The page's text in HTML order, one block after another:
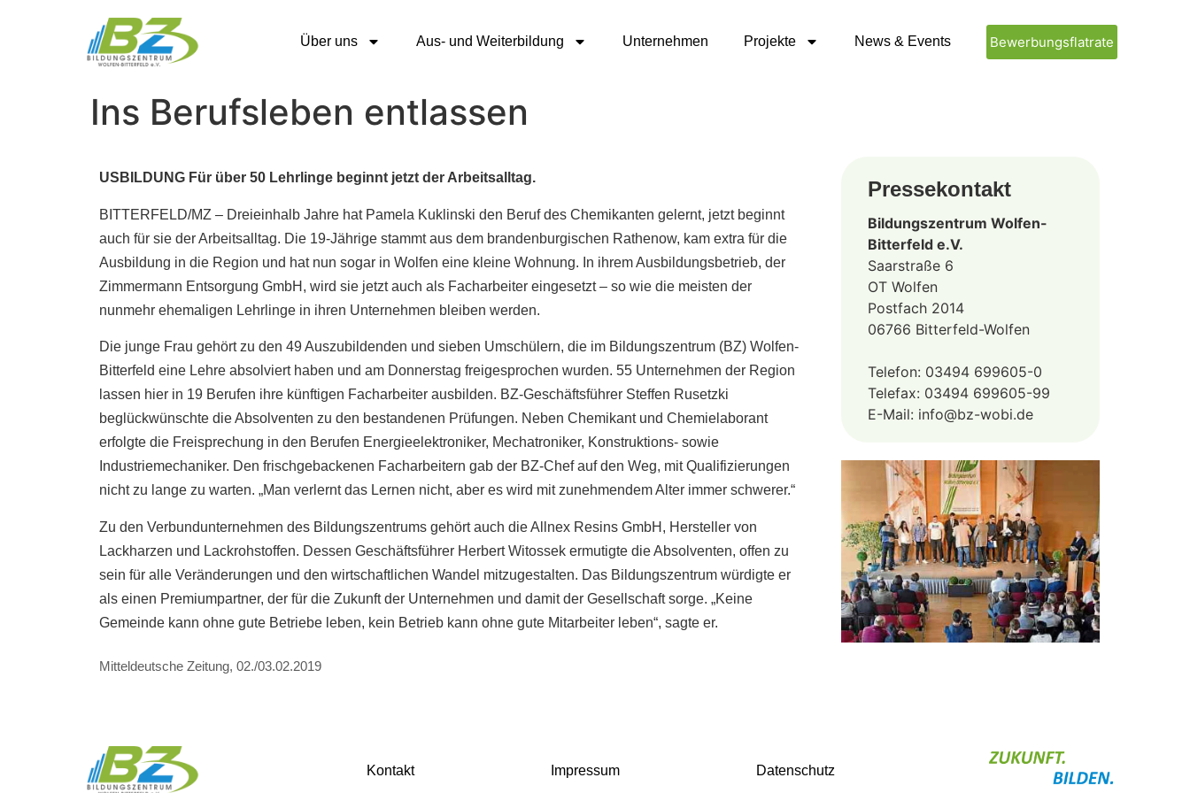
Über uns Aus- und Weiterbildung Unternehmen Projekte News & Events Bewerbungsflatrate
Ins Berufsleben entlassen
USBILDUNG Für über 50 Lehrlinge beginnt jetzt der Arbeitsalltag.
BITTERFELD/MZ – Dreieinhalb Jahre hat Pamela Kuklinski den Beruf des Chemikanten gelernt, jetzt beginnt
auch für sie der Arbeitsalltag. Die 19-Jährige stammt aus dem brandenburgischen Rathenow, kam extra für die
Ausbildung in die Region und hat nun sogar in Wolfen eine kleine Wohnung. In ihrem Ausbildungsbetrieb, der
Zimmermann Entsorgung GmbH, wird sie jetzt auch als Facharbeiter eingesetzt – so wie die meisten der
nunmehr ehemaligen Lehrlinge in ihren Unternehmen bleiben werden.
Die junge Frau gehört zu den 49 Auszubildenden und sieben Umschülern, die im Bildungszentrum (BZ) Wolfen-
Bitterfeld eine Lehre absolviert haben und am Donnerstag freigesprochen wurden. 55 Unternehmen der Region
lassen hier in 19 Berufen ihre künftigen Facharbeiter ausbilden. BZ-Geschäftsführer Steffen Rusetzki
beglückwünschte die Absolventen zu den bestandenen Prüfungen. Neben Chemikant und Chemielaborant
erfolgte die Freisprechung in den Berufen Energieelektroniker, Mechatroniker, Konstruktions- sowie
Industriemechaniker. Den frischgebackenen Facharbeitern gab der BZ-Chef auf den Weg, mit Qualifizierungen
nicht zu lange zu warten. „Man verlernt das Lernen nicht, aber es wird mit zunehmendem Alter immer schwerer.“
Zu den Verbundunternehmen des Bildungszentrums gehört auch die Allnex Resins GmbH, Hersteller von
Lackharzen und Lackrohstoffen. Dessen Geschäftsführer Herbert Witossek ermutigte die Absolventen, offen zu
sein für alle Veränderungen und den wirtschaftlichen Wandel mitzugestalten. Das Bildungszentrum würdigte er
als einen Premiumpartner, der für die Zukunft der Unternehmen und damit der Gesellschaft sorge. „Keine
Gemeinde kann ohne gute Betriebe leben, kein Betrieb kann ohne gute Mitarbeiter leben“, sagte er.
Mitteldeutsche Zeitung, 02./03.02.2019
Pressekontakt
Bildungszentrum Wolfen-
Bitterfeld e.V.
Saarstraße 6
OT Wolfen
Postfach 2014
06766 Bitterfeld-Wolfen
Telefon: 03494 699605-0
Telefax: 03494 699605-99
E-Mail: info@bz-wobi.de
Kontakt Impressum Datenschutz